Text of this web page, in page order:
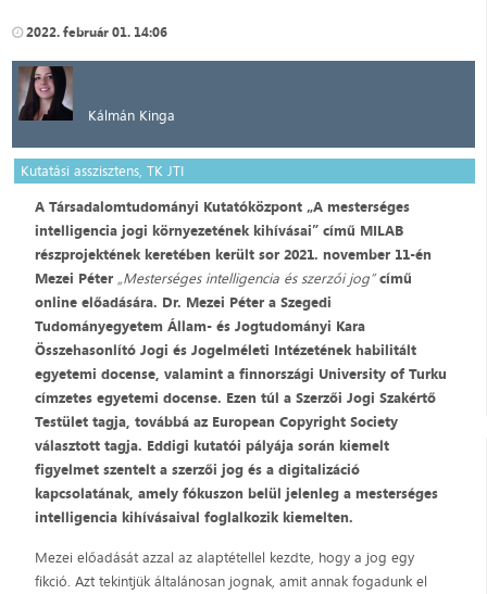
2022. február 01. 14:06
Kálmán Kinga
Kutatási asszisztens, TK JTI
A Társadalomtudományi Kutatóközpont „A mesterséges
intelligencia jogi környezetének kihívásai” című MILAB
részprojektének keretében került sor 2021. november 11-én
Mezei Péter „Mesterséges intelligencia és szerzői jog”című
online előadására. Dr. Mezei Péter a Szegedi
Tudományegyetem Állam- és Jogtudományi Kara
Összehasonlító Jogi és Jogelméleti Intézetének habilitált
egyetemi docense, valamint a finnországi University of Turku
címzetes egyetemi docense. Ezen túl a Szerzői Jogi Szakértő
Testület tagja, továbbá az European Copyright Society
választott tagja. Eddigi kutatói pályája során kiemelt
figyelmet szentelt a szerzői jog és a digitalizáció
kapcsolatának, amely fókuszon belül jelenleg a mesterséges
intelligencia kihívásaival foglalkozik kiemelten.
Mezei előadását azzal az alaptétellel kezdte, hogy a jog egy
fikció. Azt tekintjük általánosan jognak, amit annak fogadunk el